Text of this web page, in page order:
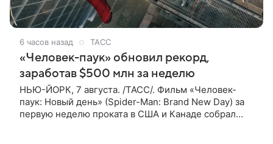
6 часов назад ТАСС
«Человек-паук» обновил рекорд,
заработав $500 млн за неделю
НЬЮ-ЙОРК, 7 августа. /ТАСС/. Фильм «Человек-
паук: Новый день» (Spider-Man: Brand New Day) за
первую неделю проката в США и Канаде собрал